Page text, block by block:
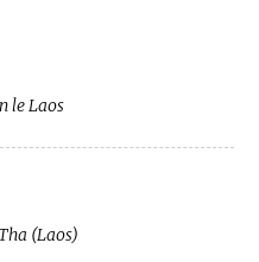
le Laos
(Laos)